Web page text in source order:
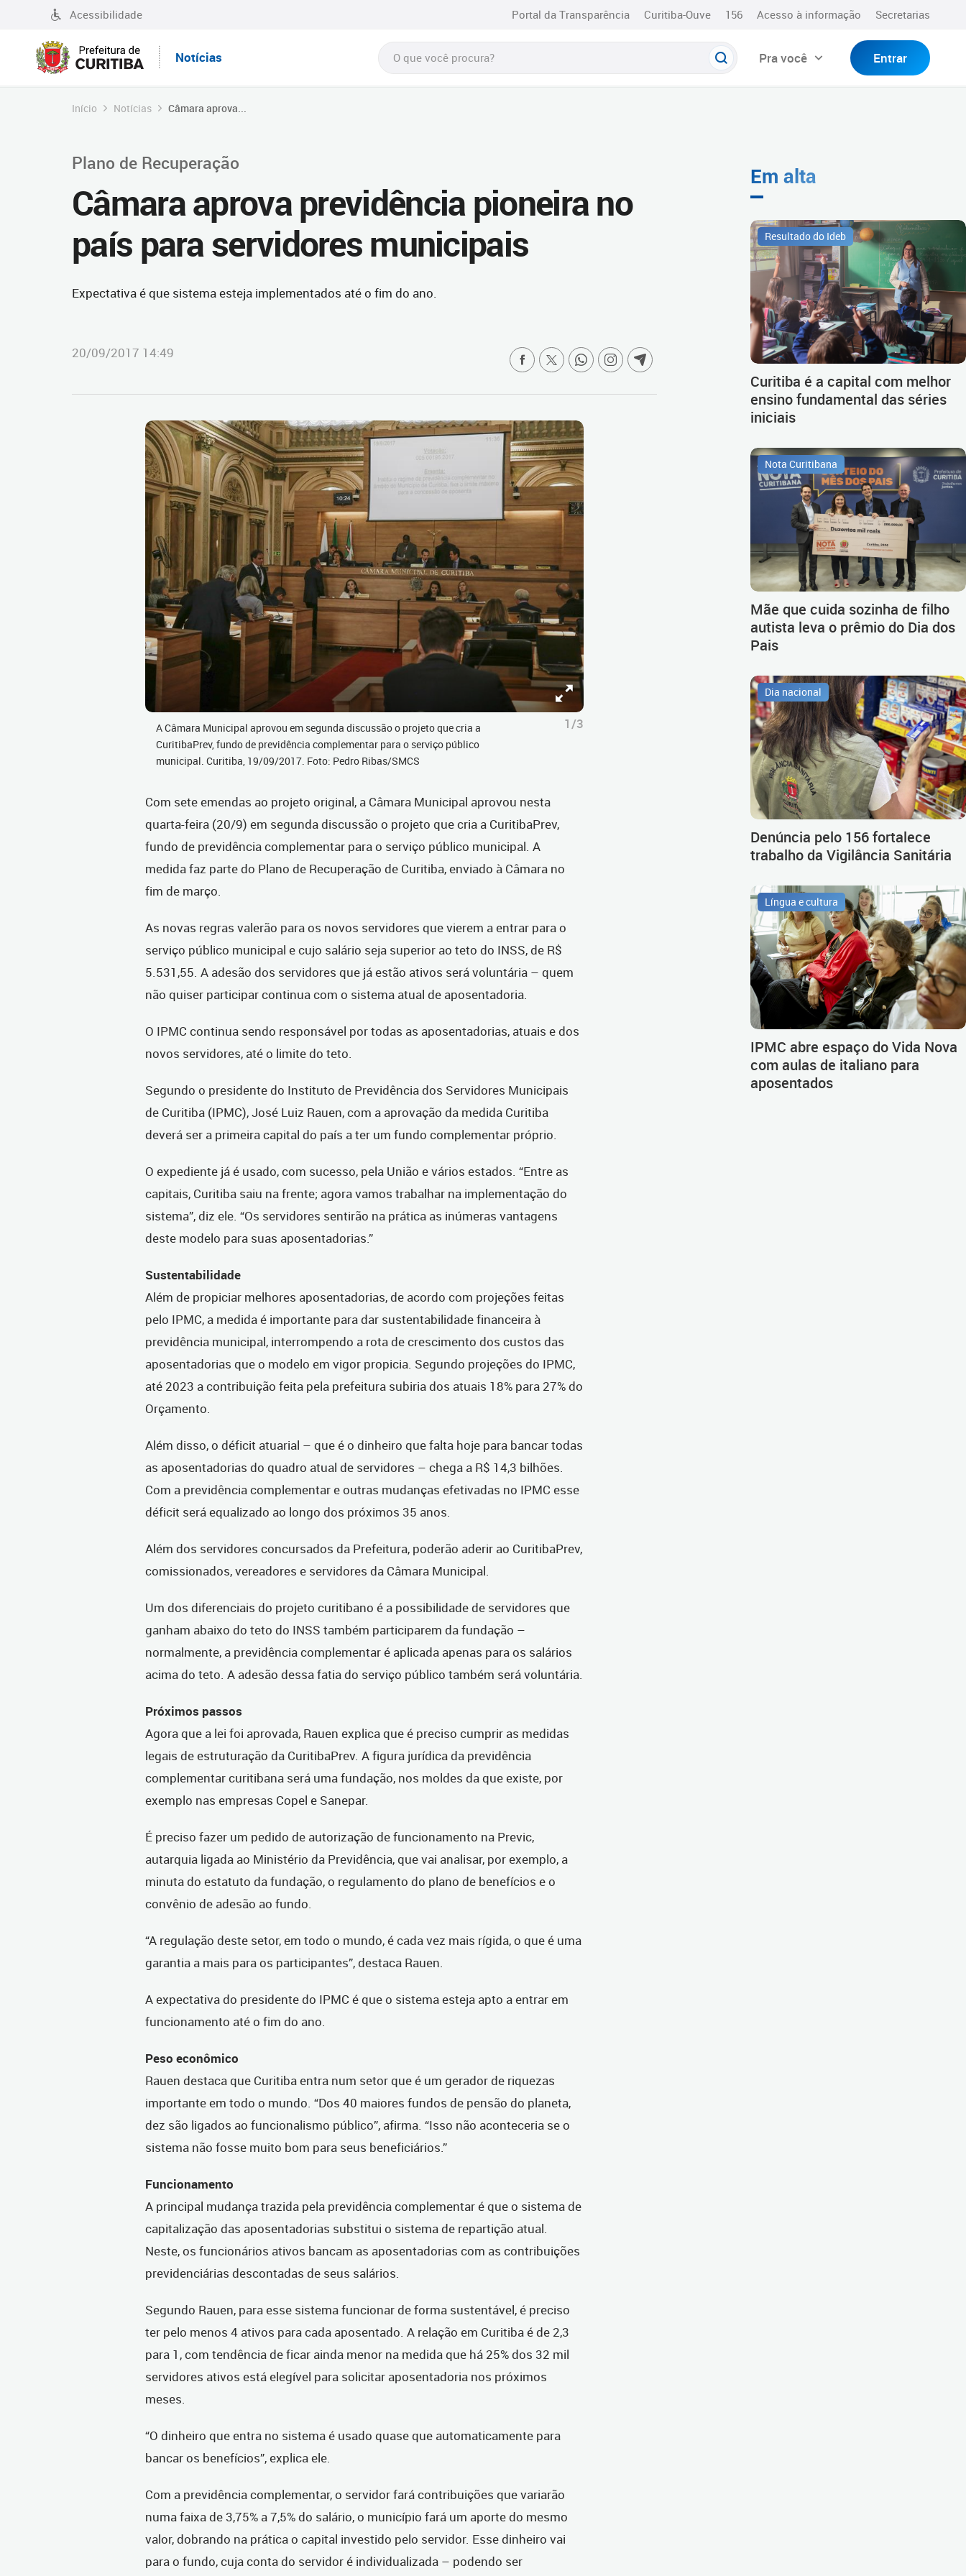
Acessibilidade Portal da Transparência Curitiba-Ouve 156 Acesso à informação Secretarias
Notícias Pra você Entrar
Início Notícias Câmara aprova...
Plano de Recuperação
Câmara aprova previdência pioneira no
país para servidores municipais
Expectativa é que sistema esteja implementados até o fim do ano.
20/09/2017 14:49
A Câmara Municipal aprovou em segunda discussão o projeto que cria a
CuritibaPrev, fundo de previdência complementar para o serviço público
municipal. Curitiba, 19/09/2017. Foto: Pedro Ribas/SMCS
1/3
Com sete emendas ao projeto original, a Câmara Municipal aprovou nesta
quarta-feira (20/9) em segunda discussão o projeto que cria a CuritibaPrev,
fundo de previdência complementar para o serviço público municipal. A
medida faz parte do Plano de Recuperação de Curitiba, enviado à Câmara no
fim de março.
As novas regras valerão para os novos servidores que vierem a entrar para o
serviço público municipal e cujo salário seja superior ao teto do INSS, de R$
5.531,55. A adesão dos servidores que já estão ativos será voluntária – quem
não quiser participar continua com o sistema atual de aposentadoria.
O IPMC continua sendo responsável por todas as aposentadorias, atuais e dos
novos servidores, até o limite do teto.
Segundo o presidente do Instituto de Previdência dos Servidores Municipais
de Curitiba (IPMC), José Luiz Rauen, com a aprovação da medida Curitiba
deverá ser a primeira capital do país a ter um fundo complementar próprio.
O expediente já é usado, com sucesso, pela União e vários estados. “Entre as
capitais, Curitiba saiu na frente; agora vamos trabalhar na implementação do
sistema”, diz ele. “Os servidores sentirão na prática as inúmeras vantagens
deste modelo para suas aposentadorias.”
Sustentabilidade
Além de propiciar melhores aposentadorias, de acordo com projeções feitas
pelo IPMC, a medida é importante para dar sustentabilidade financeira à
previdência municipal, interrompendo a rota de crescimento dos custos das
aposentadorias que o modelo em vigor propicia. Segundo projeções do IPMC,
até 2023 a contribuição feita pela prefeitura subiria dos atuais 18% para 27% do
Orçamento.
Além disso, o déficit atuarial – que é o dinheiro que falta hoje para bancar todas
as aposentadorias do quadro atual de servidores – chega a R$ 14,3 bilhões.
Com a previdência complementar e outras mudanças efetivadas no IPMC esse
déficit será equalizado ao longo dos próximos 35 anos.
Além dos servidores concursados da Prefeitura, poderão aderir ao CuritibaPrev,
comissionados, vereadores e servidores da Câmara Municipal.
Um dos diferenciais do projeto curitibano é a possibilidade de servidores que
ganham abaixo do teto do INSS também participarem da fundação –
normalmente, a previdência complementar é aplicada apenas para os salários
acima do teto. A adesão dessa fatia do serviço público também será voluntária.
Próximos passos
Agora que a lei foi aprovada, Rauen explica que é preciso cumprir as medidas
legais de estruturação da CuritibaPrev. A figura jurídica da previdência
complementar curitibana será uma fundação, nos moldes da que existe, por
exemplo nas empresas Copel e Sanepar.
É preciso fazer um pedido de autorização de funcionamento na Previc,
autarquia ligada ao Ministério da Previdência, que vai analisar, por exemplo, a
minuta do estatuto da fundação, o regulamento do plano de benefícios e o
convênio de adesão ao fundo.
“A regulação deste setor, em todo o mundo, é cada vez mais rígida, o que é uma
garantia a mais para os participantes”, destaca Rauen.
A expectativa do presidente do IPMC é que o sistema esteja apto a entrar em
funcionamento até o fim do ano.
Peso econômico
Rauen destaca que Curitiba entra num setor que é um gerador de riquezas
importante em todo o mundo. “Dos 40 maiores fundos de pensão do planeta,
dez são ligados ao funcionalismo público”, afirma. “Isso não aconteceria se o
sistema não fosse muito bom para seus beneficiários.”
Funcionamento
A principal mudança trazida pela previdência complementar é que o sistema de
capitalização das aposentadorias substitui o sistema de repartição atual.
Neste, os funcionários ativos bancam as aposentadorias com as contribuições
previdenciárias descontadas de seus salários.
Segundo Rauen, para esse sistema funcionar de forma sustentável, é preciso
ter pelo menos 4 ativos para cada aposentado. A relação em Curitiba é de 2,3
para 1, com tendência de ficar ainda menor na medida que há 25% dos 32 mil
servidores ativos está elegível para solicitar aposentadoria nos próximos
meses.
“O dinheiro que entra no sistema é usado quase que automaticamente para
bancar os benefícios”, explica ele.
Com a previdência complementar, o servidor fará contribuições que variarão
numa faixa de 3,75% a 7,5% do salário, o município fará um aporte do mesmo
valor, dobrando na prática o capital investido pelo servidor. Esse dinheiro vai
para o fundo, cuja conta do servidor é individualizada – podendo ser
Em alta
Resultado do Ideb
Curitiba é a capital com melhor
ensino fundamental das séries
iniciais
Nota Curitibana
Mãe que cuida sozinha de filho
autista leva o prêmio do Dia dos
Pais
Dia nacional
Denúncia pelo 156 fortalece
trabalho da Vigilância Sanitária
Língua e cultura
IPMC abre espaço do Vida Nova
com aulas de italiano para
aposentados